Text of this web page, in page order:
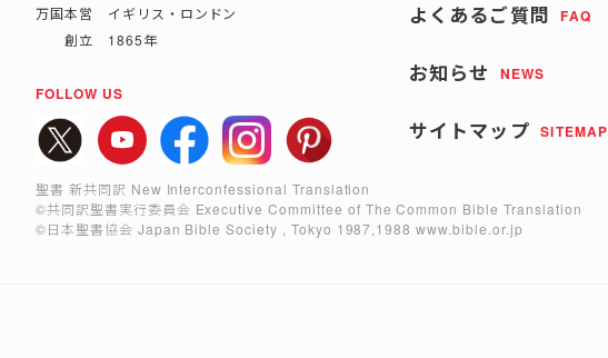
万国本営 イギリス・ロンドン
創立 1865年
FOLLOW US
よくあるご質問 FAQ
お知らせ NEWS
サイトマップ SITEMAP
聖書 新共同訳 New Interconfessional Translation
©共同訳聖書実行委員会 Executive Committee of The Common Bible Translation
©日本聖書協会 Japan Bible Society , Tokyo 1987,1988www.bible.or.jp